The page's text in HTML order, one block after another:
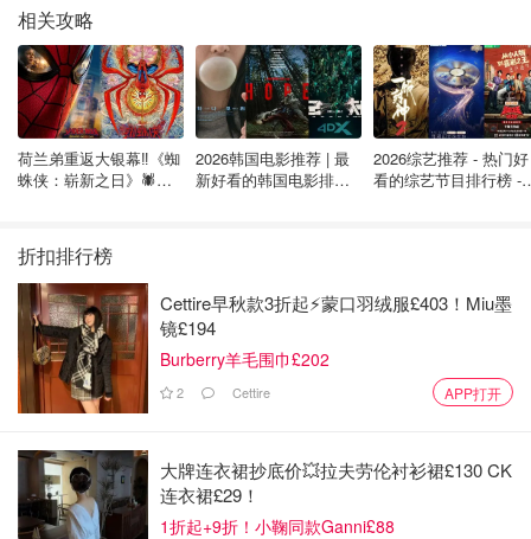
相关攻略
荷兰弟重返大银幕‼️《蜘
蛛侠：崭新之日》🕷️北
2026韩国电影推荐 | 最
新好看的韩国电影排行
2026综艺推荐 - 热门好
看的综艺节目排行榜 -
折扣排行榜
Cettire早秋款3折起⚡️蒙口羽绒服£403！Miu墨
镜£194
Burberry羊毛围巾£202
2 Cettire APP打开
大牌连衣裙抄底价💥拉夫劳伦衬衫裙£130 CK
连衣裙£29！
1折起+9折！小鞠同款Ganni£88